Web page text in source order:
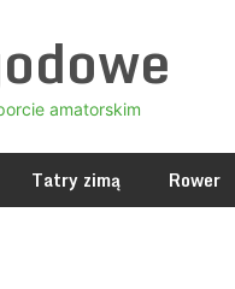
amatorskim
Tatry zimą Rower